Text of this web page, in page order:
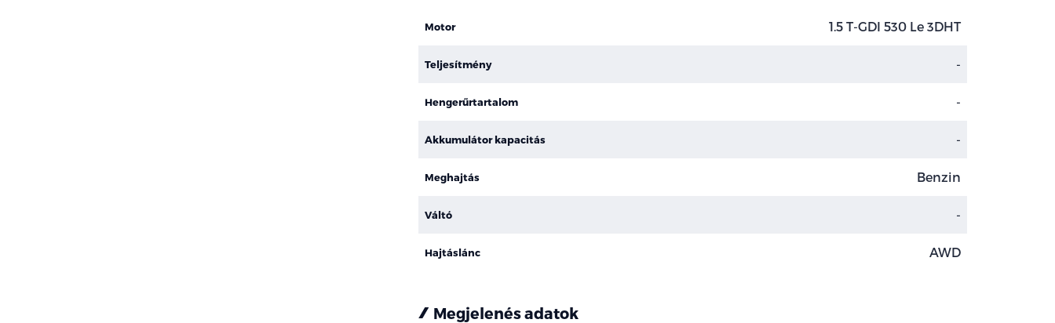
Motor 1.5 T-GDI 530 Le 3DHT
Teljesítmény -
Hengerűrtartalom -
Akkumulátor kapacitás -
Meghajtás Benzin
Váltó -
Hajtáslánc AWD
Megjelenés adatok